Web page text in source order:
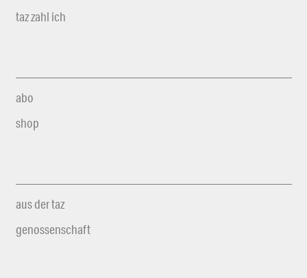
taz zahl ich
abo
shop
aus der taz
genossenschaft